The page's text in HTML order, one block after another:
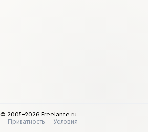
© 2005–2026 Freelance.ru
Приватность
Условия